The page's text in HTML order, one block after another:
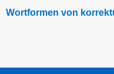
Wortformen von